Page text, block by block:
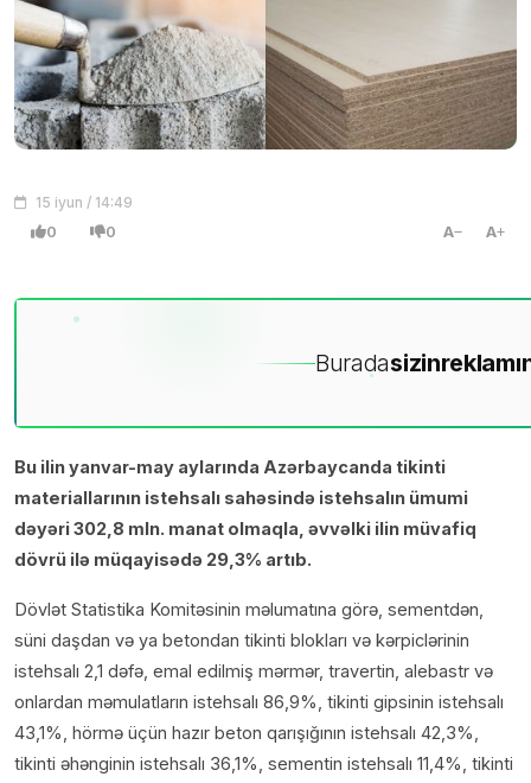
15 iyun / 14:49
0 0 A A
Buradasizin
Bu ilin yanvar-may aylarında Azərbaycanda tikinti
materiallarının istehsalı sahəsində istehsalın ümumi
dəyəri 302,8 mln. manat olmaqla, əvvəlki ilin müvafiq
dövrü ilə müqayisədə 29,3% artıb.
Dövlət Statistika Komitəsinin məlumatına görə, sementdən,
süni daşdan və ya betondan tikinti blokları və kərpiclərinin
istehsalı 2,1 dəfə, emal edilmiş mərmər, travertin, alebastr və
onlardan məmulatların istehsalı 86,9%, tikinti gipsinin istehsalı
43,1%, hörmə üçün hazır beton qarışığının istehsalı 42,3%,
tikinti əhənginin istehsalı 36,1%, sementin istehsalı 11,4%, tikinti